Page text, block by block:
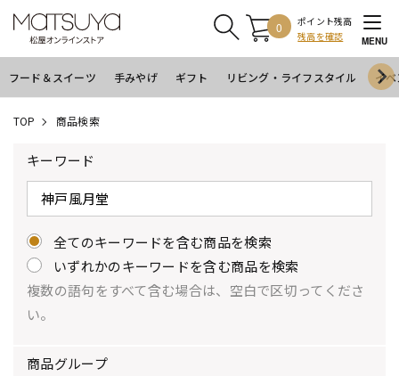
0
ポイント残高
残高を確認
MENU
フード＆スイーツ 手みやげ ギフト リビング・ライフスタイル イ
TOP 商品検索
キーワード
全てのキーワードを含む商品を検索
いずれかのキーワードを含む商品を検索
複数の語句をすべて含む場合は、空白で区切ってくださ
い。
商品グループ